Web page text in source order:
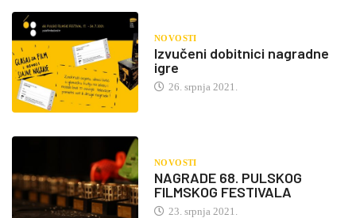
NOVOSTI
Izvučeni dobitnici nagradne
igre
26. srpnja 2021.
NOVOSTI
NAGRADE 68. PULSKOG
FILMSKOG FESTIVALA
23. srpnja 2021.